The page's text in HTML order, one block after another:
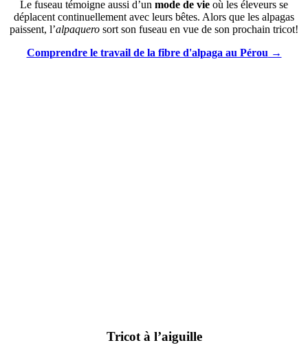
Le fuseau témoigne aussi d’un mode de vie où les éleveurs se
déplacent continuellement avec leurs bêtes. Alors que les alpagas
paissent, l’alpaquero sort son fuseau en vue de son prochain tricot!
Comprendre le travail de la fibre d'alpaga au Pérou →
Tricot à l’aiguille